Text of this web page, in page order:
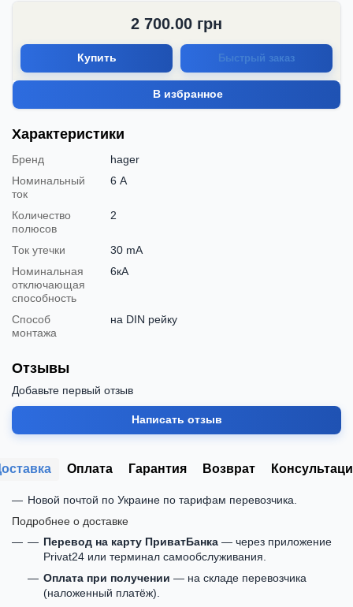
2 700.00 грн
Купить Быстрый заказ
В избранное
Характеристики
Бренд
hager
Номинальный
ток
6 А
Количество
полюсов
2
Ток утечки
30 mA
Номинальная
отключающая
способность
6кА
Способ
монтажа
на DIN рейку
Отзывы
Добавьте первый отзыв
Написать отзыв
Оплата Гарантия Возврат
Новой почтой по Украине по тарифам перевозчика.
Подробнее о доставке
Перевод на карту ПриватБанка — через приложение
Privat24 или терминал самообслуживания.
Оплата при получении — на складе перевозчика
(наложенный платёж).